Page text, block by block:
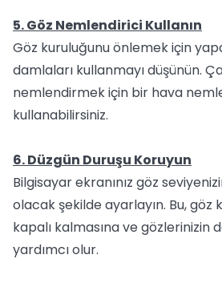
5. Göz Nemlendirici Kullanın
Göz kuruluğunu önlemek için
damlaları kullanmayı düşünün.
nemlendirmek için bir hava
kullanabilirsiniz.
6. Düzgün Duruşu Koruyun
Bilgisayar ekranınız göz
olacak şekilde ayarlayın. Bu, göz
kapalı kalmasına ve gözlerinizin
yardımcı olur.